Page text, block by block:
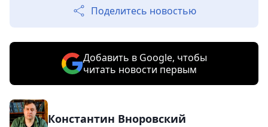
Поделитесь новостью
Добавить в Google, чтобы
читать новости первым
Константин Вноровский